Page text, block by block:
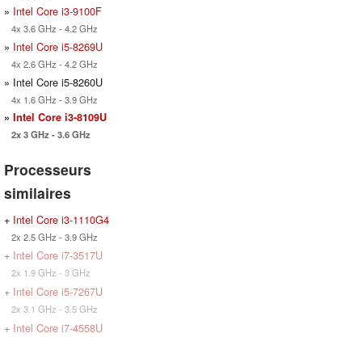
» Intel Core i3-9100F
4x 3.6 GHz - 4.2 GHz
» Intel Core i5-8269U
4x 2.6 GHz - 4.2 GHz
» Intel Core i5-8260U
4x 1.6 GHz - 3.9 GHz
» Intel Core i3-8109U
2x 3 GHz - 3.6 GHz
Processeurs
similaires
+ Intel Core i3-1110G4
2x 2.5 GHz - 3.9 GHz
+ Intel Core i7-3517U
2x 1.9 GHz - 3 GHz
+ Intel Core i5-7267U
2x 3.1 GHz - 3.5 GHz
+ Intel Core i7-4558U